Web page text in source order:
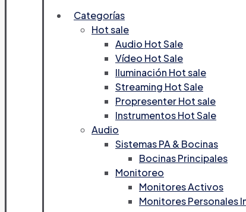
Categorías
Hot sale
Audio Hot Sale
Vídeo Hot Sale
Iluminación Hot sale
Streaming Hot Sale
Propresenter Hot sale
Instrumentos Hot Sale
Audio
Sistemas PA & Bocinas
Bocinas Principales
Monitoreo
Monitores Activos
Monitores Personales